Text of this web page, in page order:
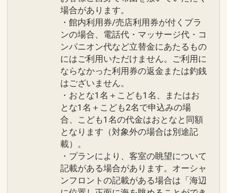
ホテルの目の前に広がる「タイガービー
チ」東シナ海に面し、西海岸でも数少な
い天然ビーチです。
遊泳期間：４月～１０月
●「サンセットガーデン」（季節営業）
沖縄では希少のウェイブプールをはじ
め、インフィニティプールでもあるメイ
ンプール、キッズ用のスライダープー
ル、タッチプールなど多彩なプールがあ
り、大人から子供まで楽しめるプールエ
リアです。
営業：４月～１０月
場合があります。
・館内利用券/売店利用券が付くプラ
ンの場合、電話代・マッサージ代・コ
ンパニオン代など立替金にあたるもの
にはご利用いただけません。ご利用に
ならなかった利用券の返金または釣銭
はございません。
・おとな1名＋こども1名、またはお
とな1名＋こども2名で申込みの場
合、こども1名の代金はおとなと同額
となります（対象外の場合は別途記
載）。
・プランにより、客室の眺望について
記載がある場合があります。オーシャ
ンフロントの記載がある場合は「海辺